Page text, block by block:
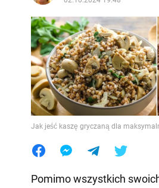
Jak jeść kaszę gryczaną dla
Pomimo wszystkich